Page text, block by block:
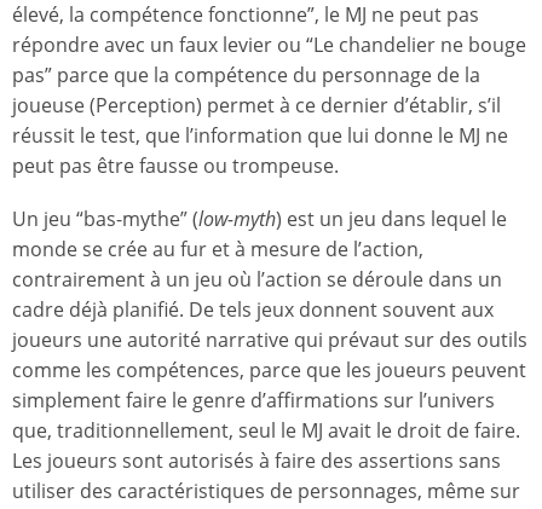
élevé, la compétence fonctionne”, le MJ ne peut pas
répondre avec un faux levier ou “Le chandelier ne bouge
pas” parce que la compétence du personnage de la
joueuse (Perception) permet à ce dernier d’établir, s’il
réussit le test, que l’information que lui donne le MJ ne
peut pas être fausse ou trompeuse.
Un jeu “bas-mythe” (low-myth) est un jeu dans lequel le
monde se crée au fur et à mesure de l’action,
contrairement à un jeu où l’action se déroule dans un
cadre déjà planifié. De tels jeux donnent souvent aux
joueurs une autorité narrative qui prévaut sur des outils
comme les compétences, parce que les joueurs peuvent
simplement faire le genre d’affirmations sur l’univers
que, traditionnellement, seul le MJ avait le droit de faire.
Les joueurs sont autorisés à faire des assertions sans
utiliser des caractéristiques de personnages, même sur